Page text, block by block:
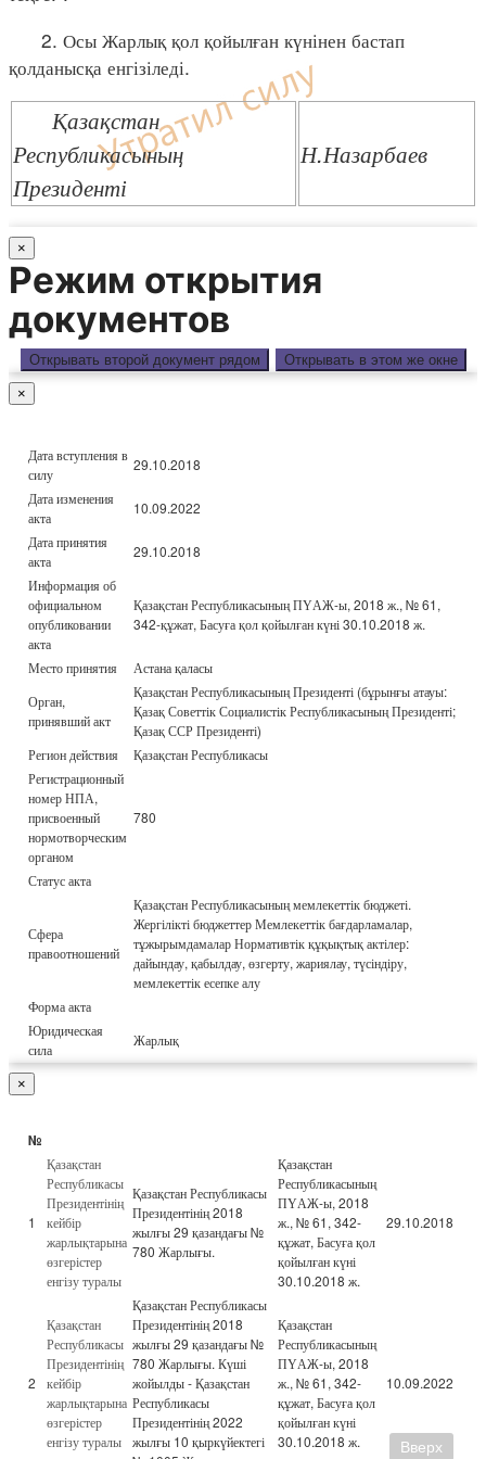
2. Осы Жарлық қол қойылған күнінен бастап
қолданысқа енгізіледі.
Қазақстан
Республикасының
Президенті
Н.Назарбаев
×
Режим открытия
документов
Открывать второй документ рядом Открывать в этом же окне
×
Дата вступления в
силу
29.10.2018
Дата изменения
акта
10.09.2022
Дата принятия
акта
29.10.2018
Информация об
официальном
опубликовании
акта
Қазақстан Республикасының ПҮАЖ-ы, 2018 ж., № 61,
342-құжат, Басуға қол қойылған күні 30.10.2018 ж.
Место принятия
Астана қаласы
Орган,
принявший акт
Қазақстан Республикасының Президенті (бұрынғы атауы:
Қазақ Советтік Социалистік Республикасының Президенті;
Қазақ ССР Президенті)
Регион действия
Қазақстан Республикасы
Регистрационный
номер НПА,
присвоенный
нормотворческим
органом
780
Статус акта
Сфера
правоотношений
Қазақстан Республикасының мемлекеттік бюджеті.
Жергілікті бюджеттер Мемлекеттік бағдарламалар,
тұжырымдамалар Нормативтік құқықтық актілер:
дайындау, қабылдау, өзгерту, жариялау, түсіндіру,
мемлекеттік есепке алу
Форма акта
Юридическая
сила
Жарлық
×
№
1
Қазақстан
Республикасы
Президентінің
кейбір
жарлықтарына
өзгерістер
енгізу туралы
Қазақстан Республикасы
Президентінің 2018
жылғы 29 қазандағы №
780 Жарлығы.
Қазақстан
Республикасының
ПҮАЖ-ы, 2018
ж., № 61, 342-
құжат, Басуға қол
қойылған күні
30.10.2018 ж.
29.10.2018
2
Қазақстан
Республикасы
Президентінің
кейбір
жарлықтарына
өзгерістер
енгізу туралы
Қазақстан Республикасы
Президентінің 2018
жылғы 29 қазандағы №
780 Жарлығы. Күші
жойылды - Қазақстан
Республикасы
Президентінің 2022
жылғы 10 қыркүйектегі
Қазақстан
Республикасының
ПҮАЖ-ы, 2018
ж., № 61, 342-
құжат, Басуға қол
қойылған күні
30.10.2018 ж.
10.09.2022
Вверх